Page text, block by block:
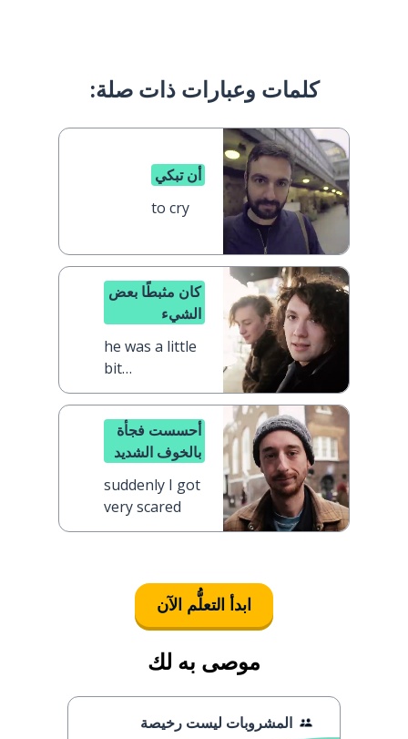
كلمات وعبارات ذات صلة:
أن تبكي
to cry
كان مثبطًا بعض
الشيء
he was a little
bit
disappointed
أحسست فجأة
بالخوف الشديد
suddenly I got
very scared
ابدأ التعلُّم الآن
موصى به لك
المشروبات ليست رخيصة